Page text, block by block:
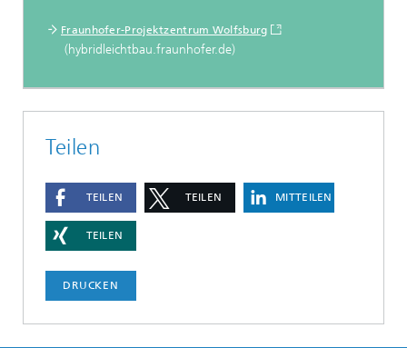
Fraunhofer-Projektzentrum Wolfsburg
(hybridleichtbau.fraunhofer.de)
Teilen
TEILEN TEILEN MITTEILEN
TEILEN
DRUCKEN